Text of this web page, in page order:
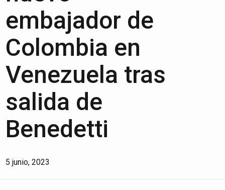
embajador de
Colombia en
Venezuela tras
salida de
Benedetti
5 junio, 2023